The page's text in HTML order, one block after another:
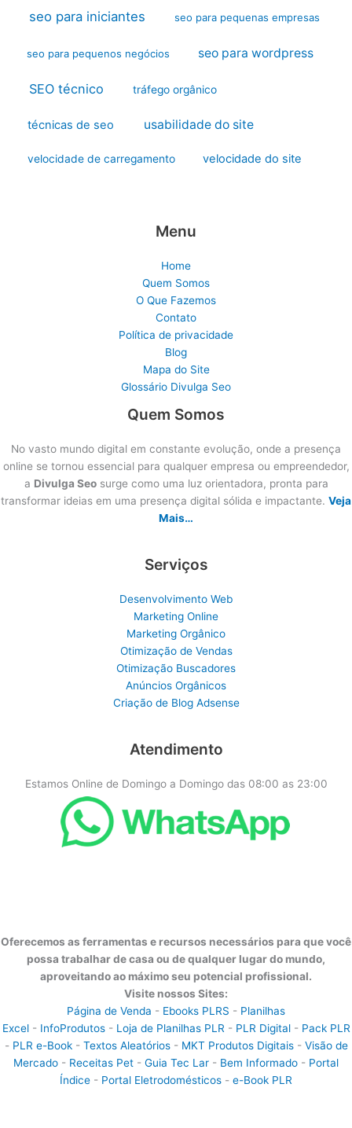
seo para iniciantes seo para pequenas empresas
seo para pequenos negócios seo para wordpress
SEO técnico tráfego orgânico
técnicas de seo usabilidade do site
velocidade de carregamento velocidade do site
Menu
Home
Quem Somos
O Que Fazemos
Contato
Política de privacidade
Blog
Mapa do Site
Glossário Divulga Seo
Quem Somos
No vasto mundo digital em constante evolução, onde a presença
online se tornou essencial para qualquer empresa ou empreendedor,
a Divulga Seosurge como uma luz orientadora, pronta para
transformar ideias em uma presença digital sólida e impactante. Veja
Mais…
Serviços
Desenvolvimento Web
Marketing Online
Marketing Orgânico
Otimização de Vendas
Otimização Buscadores
Anúncios Orgânicos
Criação de Blog Adsense
Atendimento
Estamos Online de Domingo a Domingo das 08:00 as 23:00
Oferecemos as ferramentas e recursos necessários para que você
possa trabalhar de casa ou de qualquer lugar do mundo,
aproveitando ao máximo seu potencial profissional.
Visite nossos Sites:
Página de Venda - Ebooks PLRS - Planilhas
Excel- InfoProdutos- Loja de Planilhas PLR - PLR Digital- Pack PLR
- PLR e-Book- Textos Aleatórios- MKT Produtos Digitais- Visão de
Mercado - Receitas Pet - Guia Tec Lar - Bem Informado - Portal
Índice - Portal Eletrodomésticos - e-Book PLR